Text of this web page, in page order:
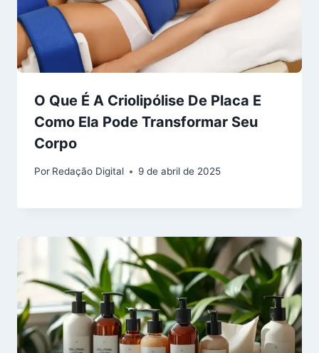
O Que É A Criolipólise De Placa E
Como Ela Pode Transformar Seu
Corpo
Por Redação Digital 9 de abril de 2025